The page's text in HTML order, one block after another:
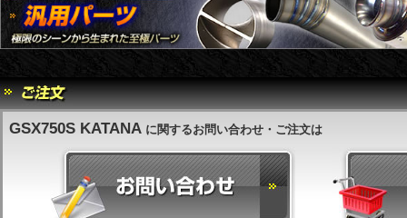
GSX750S KATANA に関するお問い合わせ・ご注文は